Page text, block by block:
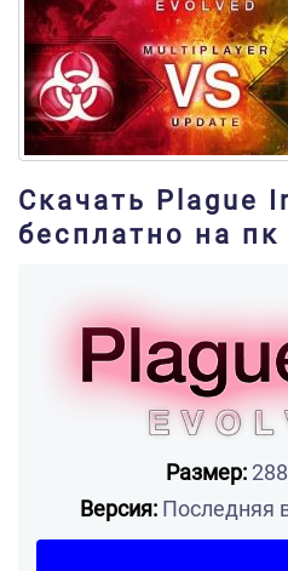
Скачать Plague
бесплатно на пк
Размер:
Версия:Последняя